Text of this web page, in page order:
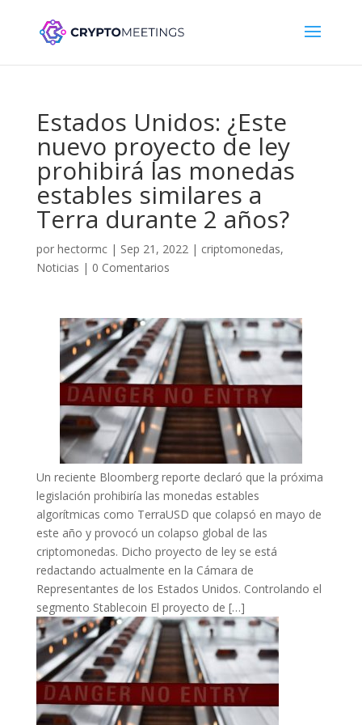
Estados Unidos: ¿Este
nuevo proyecto de ley
prohibirá las monedas
estables similares a
Terra durante 2 años?
por hectormc| Sep 21, 2022| criptomonedas,
Noticias | 0 Comentarios
Un reciente Bloomberg reporte declaró que la próxima
legislación prohibiría las monedas estables
algorítmicas como TerraUSD que colapsó en mayo de
este año y provocó un colapso global de las
criptomonedas. Dicho proyecto de ley se está
redactando actualmente en la Cámara de
Representantes de los Estados Unidos. Controlando el
segmento Stablecoin El proyecto de […]